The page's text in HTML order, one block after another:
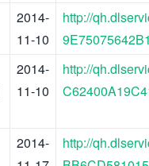
2014-
11-10
http://
2014-
11-10
http://
2014-
http://